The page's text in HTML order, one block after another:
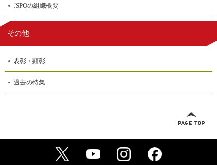
JSPOの組織概要
その他
表彰・顕彰
過去の特集